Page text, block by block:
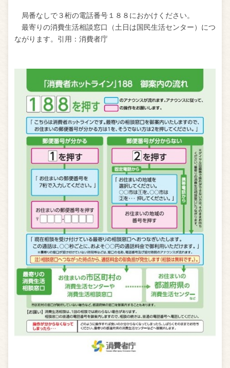
局番なしで３桁の電話番号１８８におかけください。
最寄りの消費生活相談窓口（土日は国民生活センター）につ
ながります。引用：消費者庁